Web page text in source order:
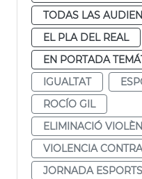
TODAS LAS
EL PLA DEL REAL
EN PORTADA
IGUALTAT
ROCÍO GIL
ELIMINACIÓ
VIOLENCIA
JORNADA ESPORTS